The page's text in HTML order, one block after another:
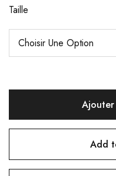
Taille
Ajouter
Add